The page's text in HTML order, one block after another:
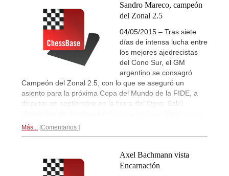
Sandro Mareco, campeón
del Zonal 2.5
04/05/2015 – Tras siete
días de intensa lucha entre
los mejores ajedrecistas
del Cono Sur, el GM
argentino se consagró
Campeón del Zonal 2.5, con lo que se aseguró un
asiento para la próxima Copa del Mundo de la FIDE, a
disputar en septiembre en la tierra del Ogro: Bakú
Más... Comentarios
Axel Bachmann vista
Encarnación